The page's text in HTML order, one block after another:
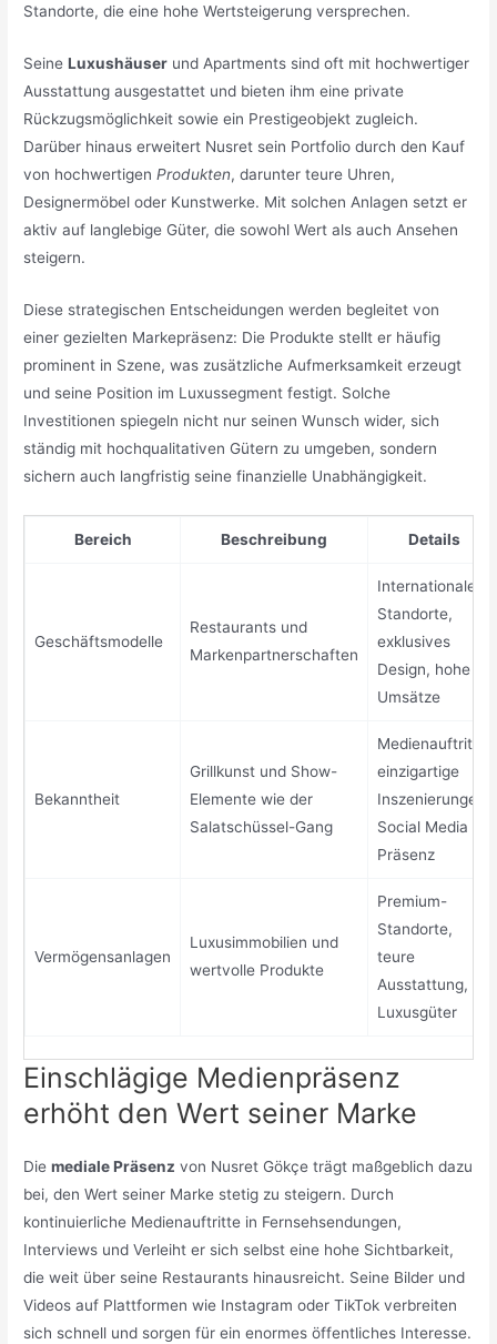
Standorte, die eine hohe Wertsteigerung versprechen.
SeineLuxushäuser und Apartments sind oft mit hochwertiger
Ausstattung ausgestattet und bieten ihm eine private
Rückzugsmöglichkeit sowie ein Prestigeobjekt zugleich.
Darüber hinaus erweitert Nusret sein Portfolio durch den Kauf
von hochwertigenProdukten, darunter teure Uhren,
Designermöbel oder Kunstwerke. Mit solchen Anlagen setzt er
aktiv auf langlebige Güter, die sowohl Wert als auch Ansehen
steigern.
Diese strategischen Entscheidungen werden begleitet von
einer gezielten Markepräsenz: Die Produkte stellt er häufig
prominent in Szene, was zusätzliche Aufmerksamkeit erzeugt
und seine Position im Luxussegment festigt. Solche
Investitionen spiegeln nicht nur seinen Wunsch wider, sich
ständig mit hochqualitativen Gütern zu umgeben, sondern
sichern auch langfristig seine finanzielle Unabhängigkeit.
Bereich Beschreibung Details
Geschäftsmodelle
Restaurants und
Markenpartnerschaften
Internationale
Standorte,
exklusives
Design, hohe
Umsätze
Bekanntheit
Grillkunst und Show-
Elemente wie der
Salatschüssel-Gang
Medienauftritte,
einzigartige
Inszenierungen,
Social Media
Präsenz
Vermögensanlagen
Luxusimmobilien und
wertvolle Produkte
Premium-
Standorte,
teure
Ausstattung,
Luxusgüter
Einschlägige Medienpräsenz
erhöht den Wert seiner Marke
Diemediale Präsenz von Nusret Gökçe trägt maßgeblich dazu
bei, den Wert seiner Marke stetig zu steigern. Durch
kontinuierliche Medienauftritte in Fernsehsendungen,
Interviews und Verleiht er sich selbst eine hohe Sichtbarkeit,
die weit über seine Restaurants hinausreicht. Seine Bilder und
Videos auf Plattformen wie Instagram oder TikTok verbreiten
sich schnell und sorgen für ein enormes öffentliches Interesse.